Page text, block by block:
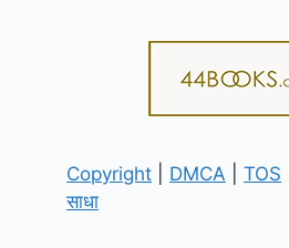
Copyright DMCA TOS
साधा